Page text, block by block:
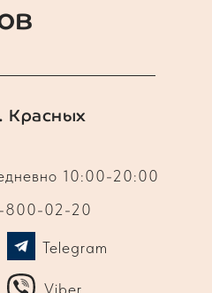
10:00-20:00
Красных
800-02-20
Telegram